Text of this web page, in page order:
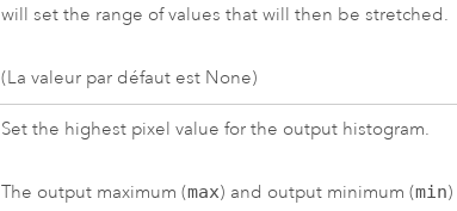
will set the range of values that will then be stretched.
(La valeur par défaut est None)
Set the highest pixel value for the output histogram.
The output maximum (max) and output minimum (min)